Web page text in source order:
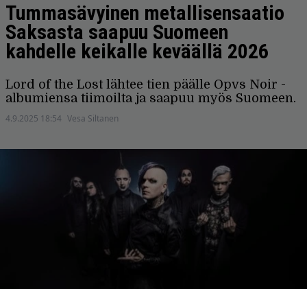
Tummasävyinen metallisensaatio
Saksasta saapuu Suomeen
kahdelle keikalle keväällä 2026
Lord of the Lost lähtee tien päälle Opvs Noir -
albumiensa tiimoilta ja saapuu myös Suomeen.
4.9.2025 18:54 Vesa Siltanen